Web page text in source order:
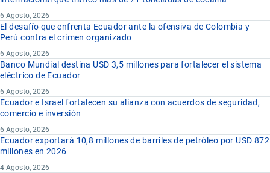
6 Agosto, 2026
El desafío que enfrenta Ecuador ante la ofensiva de Colombia y
Perú contra el crimen organizado
6 Agosto, 2026
Banco Mundial destina USD 3,5 millones para fortalecer el sistema
eléctrico de Ecuador
6 Agosto, 2026
Ecuador e Israel fortalecen su alianza con acuerdos de seguridad,
comercio e inversión
6 Agosto, 2026
Ecuador exportará 10,8 millones de barriles de petróleo por USD 872
millones en 2026
4 Agosto, 2026